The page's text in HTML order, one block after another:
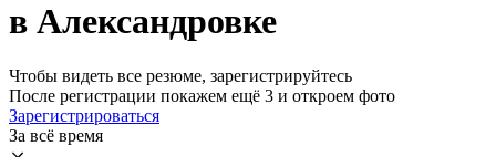
в Александровке
Чтобы видеть все резюме, зарегистрируйтесь
После регистрации покажем ещё 3 и откроем фото
Зарегистрироваться
За всё время